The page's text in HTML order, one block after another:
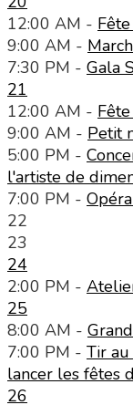
12:00 AM -
9:00 AM -
7:30 PM - Gala
21
12:00 AM -
9:00 AM - Petit
5:00 PM -
l'artiste de
7:00 PM -
22
23
24
2:00 PM -
25
8:00 AM -
7:00 PM - Tir
lancer les fêtes
26